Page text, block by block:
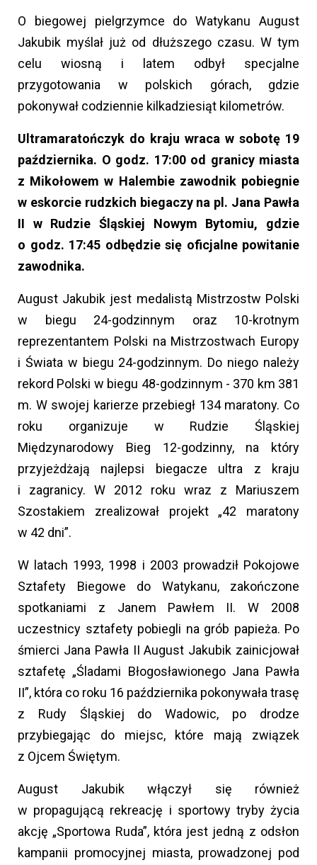
O biegowej pielgrzymce do Watykanu August
Jakubik myślał już od dłuższego czasu. W tym
celu wiosną i latem odbył specjalne
przygotowania w polskich górach, gdzie
pokonywał codziennie kilkadziesiąt kilometrów.
Ultramaratończyk do kraju wraca w sobotę 19
października. O godz. 17:00 od granicy miasta
z Mikołowem w Halembie zawodnik pobiegnie
w eskorcie rudzkich biegaczy na pl. Jana Pawła
II w Rudzie Śląskiej Nowym Bytomiu, gdzie
o godz. 17:45 odbędzie się oficjalne powitanie
zawodnika.
August Jakubik jest medalistą Mistrzostw Polski
w biegu 24-godzinnym oraz 10-krotnym
reprezentantem Polski na Mistrzostwach Europy
i Świata w biegu 24-godzinnym. Do niego należy
rekord Polski w biegu 48-godzinnym - 370 km 381
m. W swojej karierze przebiegł 134 maratony. Co
roku organizuje w Rudzie Śląskiej
Międzynarodowy Bieg 12-godzinny, na który
przyjeżdżają najlepsi biegacze ultra z kraju
i zagranicy. W 2012 roku wraz z Mariuszem
Szostakiem zrealizował projekt „42 maratony
w 42 dni”.
W latach 1993, 1998 i 2003 prowadził Pokojowe
Sztafety Biegowe do Watykanu, zakończone
spotkaniami z Janem Pawłem II. W 2008
uczestnicy sztafety pobiegli na grób papieża. Po
śmierci Jana Pawła II August Jakubik zainicjował
sztafetę „Śladami Błogosławionego Jana Pawła
II”, która co roku 16 października pokonywała trasę
z Rudy Śląskiej do Wadowic, po drodze
przybiegając do miejsc, które mają związek
z Ojcem Świętym.
August Jakubik włączył się również
w propagującą rekreację i sportowy tryby życia
akcję „Sportowa Ruda”, która jest jedną z odsłon
kampanii promocyjnej miasta, prowadzonej pod